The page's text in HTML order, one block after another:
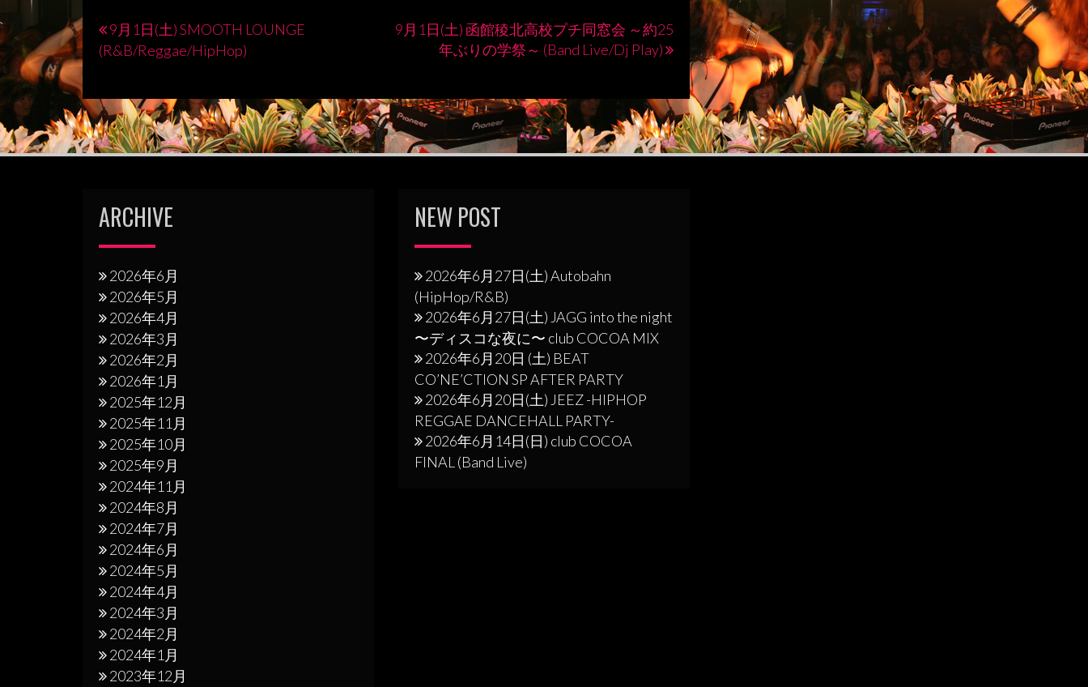
投
ナ
ビ
ゲ
シ
ョ
9月1日(土) SMOOTH LOUNGE
(R&B/Reggae/HipHop)
9月1日(土) 函館稜北高校プチ同窓会 ～約25
年ぶりの学祭～ (Band Live/Dj Play)
ARCHIVE
2026年6月
2026年5月
2026年4月
2026年3月
2026年2月
2026年1月
2025年12月
2025年11月
2025年10月
2025年9月
2024年11月
2024年8月
2024年7月
2024年6月
2024年5月
2024年4月
2024年3月
2024年2月
2024年1月
2023年12月
NEW POST
2026年6月27日(土) Autobahn
(HipHop/R&B)
2026年6月27日(土) JAGG into the night
〜ディスコな夜に〜 club COCOA MIX
2026年6月20日 (土) BEAT
CO’NE’CTION SP AFTER PARTY
2026年6月20日(土) JEEZ -HIPHOP
REGGAE DANCEHALL PARTY-
2026年6月14日(日) club COCOA
FINAL (Band Live)